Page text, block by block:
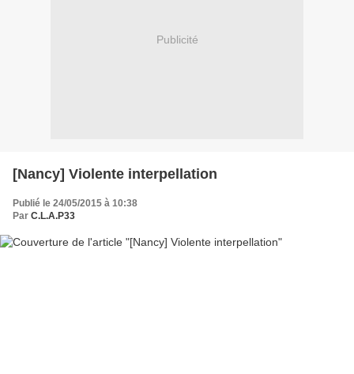
Publicité
[Nancy] Violente interpellation
Publié le 24/05/2015 à 10:38
Par C.L.A.P33